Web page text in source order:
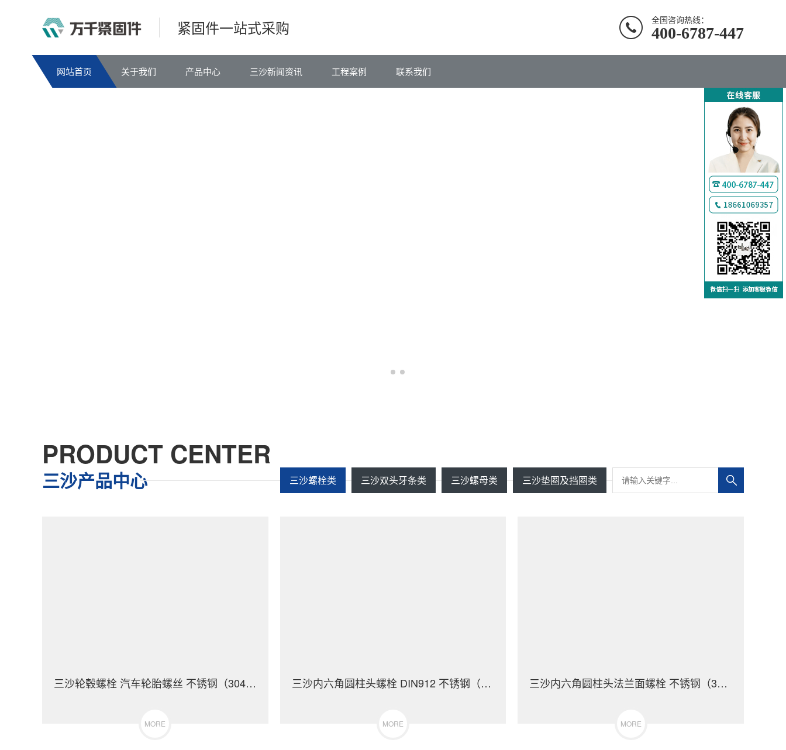
紧固件一站式采购 全国咨询热线：
400-6787-447
网站首页 关于我们 产品中心 三沙新闻资讯 工程案例 联系我们
PRODUCT CENTER
三沙产品中心 三沙螺栓类 三沙双头牙条类 三沙螺母类 三沙垫圈及挡圈类
三沙轮毂螺栓 汽车轮胎螺丝 不锈钢（304/316）碳钢 合金钢
MORE
三沙内六角圆柱头螺栓 DIN912 不锈钢（304/316）碳钢 合金钢
MORE
三沙内六角圆柱头法兰面螺栓 不锈钢（304/316）碳钢 合金钢
MORE